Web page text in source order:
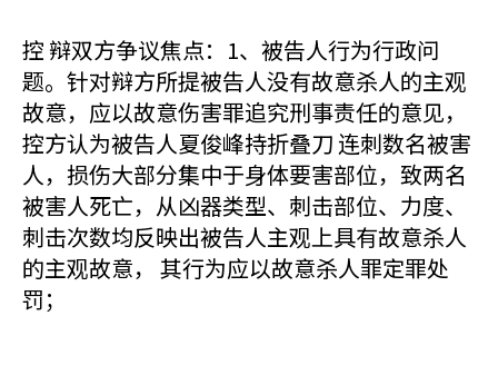
控 辩双方争议焦点：1、被告人行为行政问
题。针对辩方所提被告人没有故意杀人的主观
故意，应以故意伤害罪追究刑事责任的意见，
控方认为被告人夏俊峰持折叠刀 连刺数名被害
人，损伤大部分集中于身体要害部位，致两名
被害人死亡，从凶器类型、刺击部位、力度、
刺击次数均反映出被告人主观上具有故意杀人
的主观故意， 其行为应以故意杀人罪定罪处
罚；